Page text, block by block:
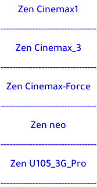
Zen Cinemax1
---------------------------------
Zen Cinemax_3
---------------------------------
Zen Cinemax-Force
---------------------------------
Zen neo
---------------------------------
Zen U105_3G_Pro
---------------------------------